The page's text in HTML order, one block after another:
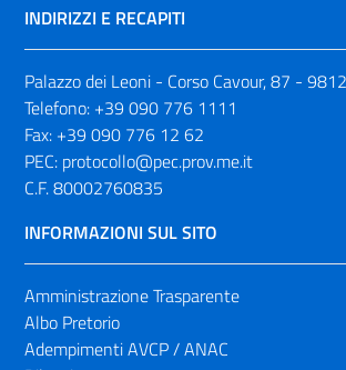
INDIRIZZI E RECAPITI
Palazzo dei Leoni - Corso Cavour, 87 -
Telefono: +39 090 776 1111
Fax: +39 090 776 12 62
PEC: protocollo@pec.prov.me.it
C.F. 80002760835
INFORMAZIONI SUL SITO
Amministrazione Trasparente
Albo Pretorio
Adempimenti AVCP / ANAC